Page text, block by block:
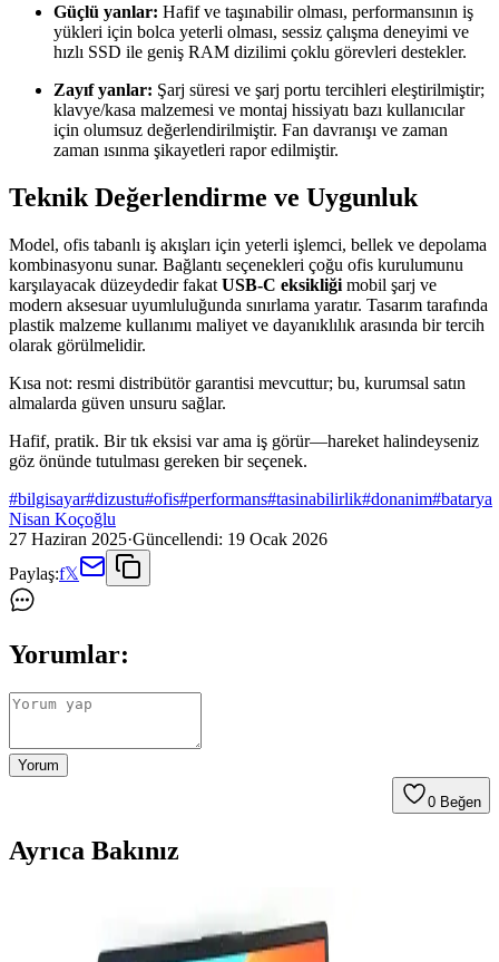
Güçlü yanlar: Hafif ve taşınabilir olması, performansının iş
yükleri için bolca yeterli olması, sessiz çalışma deneyimi ve
hızlı SSD ile geniş RAM dizilimi çoklu görevleri destekler.
Zayıf yanlar: Şarj süresi ve şarj portu tercihleri eleştirilmiştir;
klavye/kasa malzemesi ve montaj hissiyatı bazı kullanıcılar
için olumsuz değerlendirilmiştir. Fan davranışı ve zaman
zaman ısınma şikayetleri rapor edilmiştir.
Teknik Değerlendirme ve Uygunluk
Model, ofis tabanlı iş akışları için yeterli işlemci, bellek ve depolama
kombinasyonu sunar. Bağlantı seçenekleri çoğu ofis kurulumunu
karşılayacak düzeydedir fakat USB‑C eksikliği mobil şarj ve
modern aksesuar uyumluluğunda sınırlama yaratır. Tasarım tarafında
plastik malzeme kullanımı maliyet ve dayanıklılık arasında bir tercih
olarak görülmelidir.
Kısa not: resmi distribütör garantisi mevcuttur; bu, kurumsal satın
almalarda güven unsuru sağlar.
Hafif, pratik. Bir tık eksisi var ama iş görür—hareket halindeyseniz
göz önünde tutulması gereken bir seçenek.
#bilgisayar#dizustu#ofis#performans#tasinabilirlik#donanim#batarya
Nisan Koçoğlu
27 Haziran 2025·Güncellendi: 19 Ocak 2026
Paylaş:f𝕏
Yorumlar:
Yorum
0 Beğen
Ayrıca Bakınız
Ugreen CAT6 Yassı Ethernet Kablosu: Yüksek Hız
ve Dayanıklılık Sunan Pratik Bağlantı Çözümü